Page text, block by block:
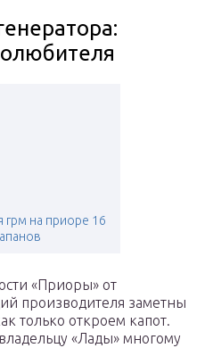
грм на приоре 16
«Приоры» от
производителя заметны
только откроем капот.
«Лады» многому